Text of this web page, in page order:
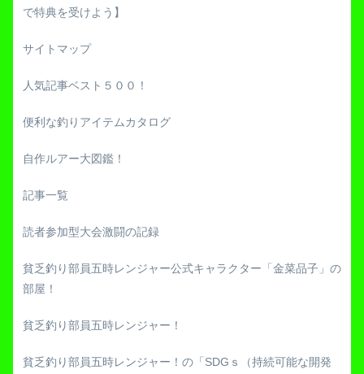
で特典を受けよう】
サイトマップ
人気記事ベスト５００！
便利な釣りアイテムカタログ
自作ルアー大図鑑！
記事一覧
読者参加型大会激闘の記録
貧乏釣り部員五時レンジャー公式キャラクター「金菜品子」の
部屋！
貧乏釣り部員五時レンジャー！
貧乏釣り部員五時レンジャー！の「SDGｓ（持続可能な開発